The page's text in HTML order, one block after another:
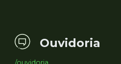
Ouvidoria